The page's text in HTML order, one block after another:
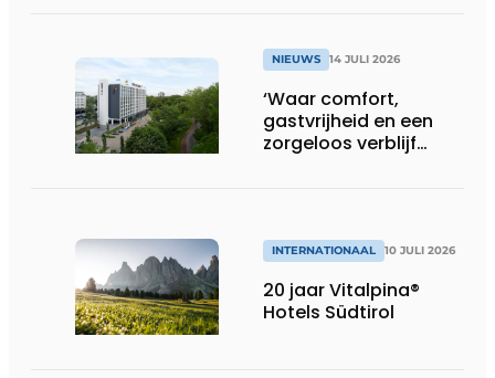
NIEUWS 14 JULI 2026
‘Waar comfort,
gastvrijheid en een
zorgeloos verblijf
INTERNATIONAAL 10 JULI 2026
20 jaar Vitalpina®
Hotels Südtirol